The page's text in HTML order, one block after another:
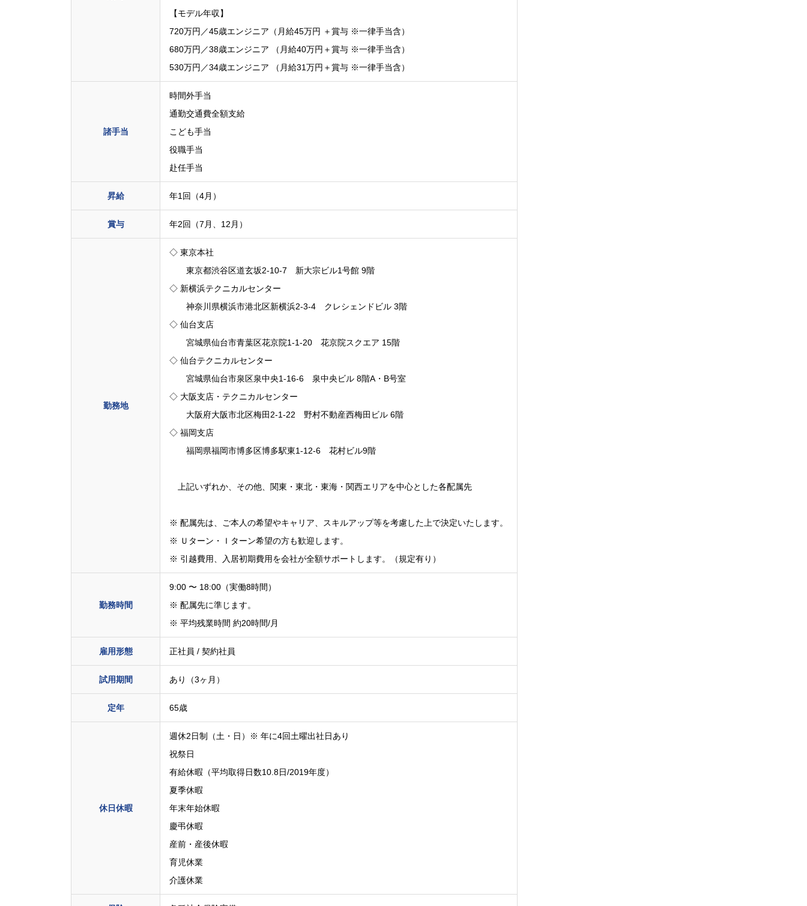
【モデル年収】
720万円／45歳エンジニア（月給45万円 ＋賞与 ※一律手当含）
680万円／38歳エンジニア （月給40万円＋賞与 ※一律手当含）
530万円／34歳エンジニア （月給31万円＋賞与 ※一律手当含）
諸手当
時間外手当
通勤交通費全額支給
こども手当
役職手当
赴任手当
昇給 年1回（4月）
賞与 年2回（7月、12月）
勤務地
◇ 東京本社
東京都渋谷区道玄坂2-10-7 新大宗ビル1号館 9階
◇ 新横浜テクニカルセンター
神奈川県横浜市港北区新横浜2-3-4 クレシェンドビル 3階
◇ 仙台支店
宮城県仙台市青葉区花京院1-1-20 花京院スクエア 15階
◇ 仙台テクニカルセンター
宮城県仙台市泉区泉中央1-16-6 泉中央ビル 8階A・B号室
◇ 大阪支店・テクニカルセンター
大阪府大阪市北区梅田2-1-22 野村不動産西梅田ビル 6階
◇ 福岡支店
福岡県福岡市博多区博多駅東1-12-6 花村ビル9階
上記いずれか、その他、関東・東北・東海・関西エリアを中心とした各配属先
※ 配属先は、ご本人の希望やキャリア、スキルアップ等を考慮した上で決定いたします。
※ Ｕターン・Ｉターン希望の方も歓迎します。
※ 引越費用、入居初期費用を会社が全額サポートします。（規定有り）
勤務時間
9:00 〜 18:00（実働8時間）
※ 配属先に準じます。
※ 平均残業時間 約20時間/月
雇用形態 正社員 / 契約社員
試用期間 あり（3ヶ月）
定年 65歳
休日休暇
週休2日制（土・日）※ 年に4回土曜出社日あり
祝祭日
有給休暇（平均取得日数10.8日/2019年度）
夏季休暇
年末年始休暇
慶弔休暇
産前・産後休暇
育児休業
介護休業